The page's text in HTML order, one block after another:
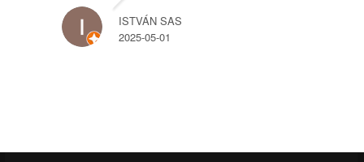
ISTVÁN SAS
2025-05-01